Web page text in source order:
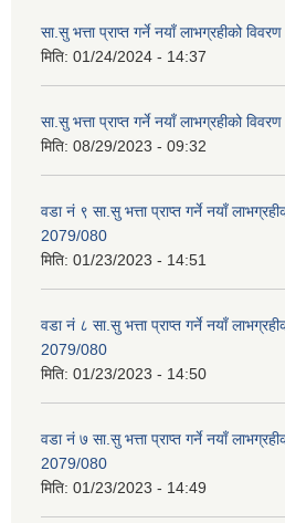
सा.सु भत्ता प्राप्त गर्ने नयाँ लाभग्रहीको
मिति: 01/24/2024 - 14:37
सा.सु भत्ता प्राप्त गर्ने नयाँ लाभग्रहीको
मिति: 08/29/2023 - 09:32
वडा नं ९ सा.सु भत्ता प्राप्त गर्ने नयाँ
2079/080
मिति: 01/23/2023 - 14:51
वडा नं ८ सा.सु भत्ता प्राप्त गर्ने नयाँ
2079/080
मिति: 01/23/2023 - 14:50
वडा नं ७ सा.सु भत्ता प्राप्त गर्ने नयाँ
2079/080
मिति: 01/23/2023 - 14:49